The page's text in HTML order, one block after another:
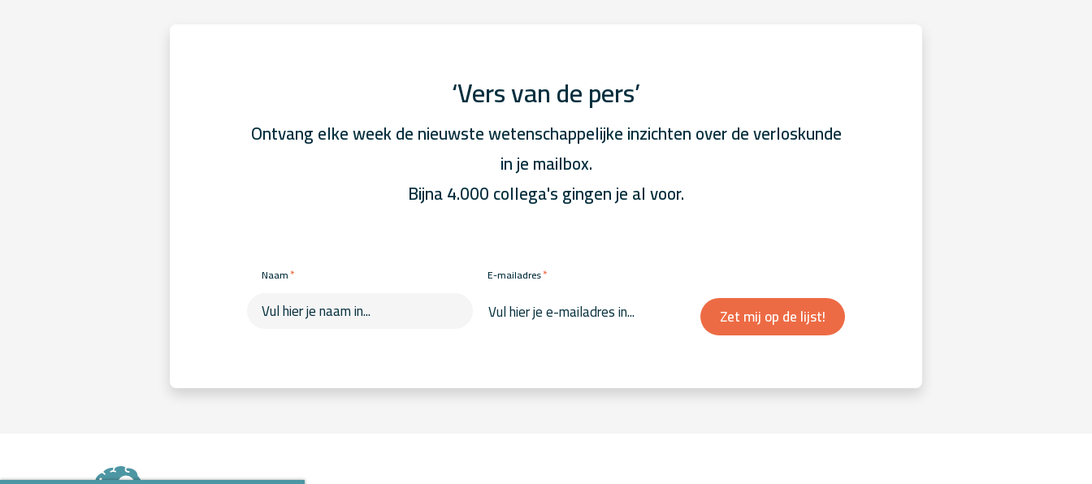
‘Vers van de pers’
Ontvang elke week de nieuwste wetenschappelijke inzichten over de verloskunde
in je mailbox.
Bijna 4.000 collega's gingen je al voor.
Naam* E-mailadres*
Zet mij op de lijst!